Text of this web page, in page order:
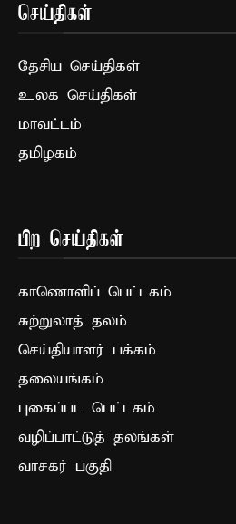
செய்திகள்
தேசிய செய்திகள்
உலக செய்திகள்
மாவட்டம்
தமிழகம்
பிற செய்திகள்
காணொளிப் பெட்டகம்
சுற்றுலாத் தலம்
செய்தியாளர் பக்கம்
தலையங்கம்
புகைப்பட பெட்டகம்
வழிப்பாட்டுத் தலங்கள்
வாசகர் பகுதி